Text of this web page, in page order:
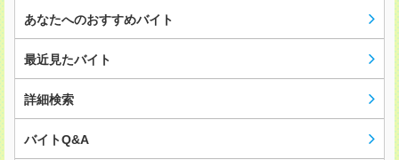
あなたへのおすすめバイト
最近見たバイト
詳細検索
バイトQ&A